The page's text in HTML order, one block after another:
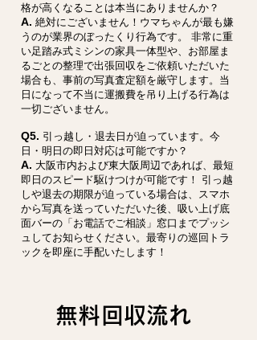
格が高くなることは本当にありませんか？
A. 絶対にございません！ウマちゃんが最も嫌
うのが業界のぼったくり行為です。 非常に重
い足踏み式ミシンの家具一体型や、お部屋ま
るごとの整理で出張回収をご依頼いただいた
場合も、事前の写真査定額を厳守します。当
日になって不当に運搬費を吊り上げる行為は
一切ございません。
Q5. 引っ越し・退去日が迫っています。今
日・明日の即日対応は可能ですか？
A. 大阪市内および東大阪周辺であれば、最短
即日のスピード駆けつけが可能です！ 引っ越
しや退去の期限が迫っている場合は、スマホ
から写真を送っていただいた後、吸い上げ底
面バーの「お電話でご相談」窓口までプッシ
ュしてお知らせください。最寄りの巡回トラ
ックを即座に手配いたします！
無料回収流れ